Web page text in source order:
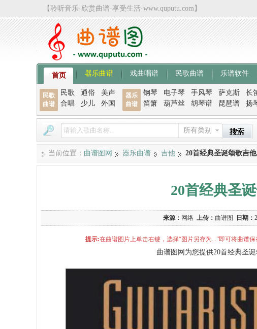
【聆听音乐·欣赏曲谱·享受生活·www.quputu.com】
首页 器乐曲谱 戏曲唱谱 民歌曲谱 乐谱软件
民歌
曲谱
民歌 通俗
美声
合唱
少儿 外国
器乐
曲谱
钢琴 电子琴 手风琴 萨克斯 长
笛箫
葫芦丝 胡琴谱 琵琶谱 扬
所有类别
当前位置： 曲谱图网 器乐曲谱 吉他 20首经典圣诞颂歌吉他
20首经典圣
来源： 网络 上传： 曲谱图 日期：
提示:在曲谱图片上单击右键，选择“图片另存为...”即可将曲谱
曲谱图网为您提供20首经典圣